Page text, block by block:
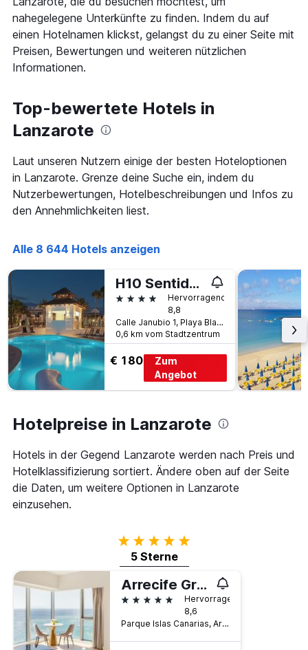
Diagramm
hat
1
X-
Achse,
Anzahl
der
Tage
dem
Aufenthalt
anzeigt
Das
Diagramm
Y-
die
durchschnittlichen
Zimmerpreis
anzeigt
nahegelegene Unterkünfte zu finden. Indem du auf
einen Hotelnamen klickst, gelangst du zu einer Seite mit
Preisen, Bewertungen und weiteren nützlichen
Informationen.
Top-bewertete Hotels in
Lanzarote
Laut unseren Nutzern einige der besten Hoteloptionen
in Lanzarote. Grenze deine Suche ein, indem du
Nutzerbewertungen, Hotelbeschreibungen und Infos zu
den Annehmlichkeiten liest.
Alle 8 644 Hotels anzeigen
H10 Sentido White Suites
4 Sterne
Hervorragend
8,8
Calle Janubio 1, Playa Blanca, Lanzarote, Spanien
0,6 km vom Stadtzentrum
€ 180
Zum
Angebot
Hotelpreise in Lanzarote
Hotels in der Gegend Lanzarote werden nach Preis und
Hotelklassifizierung sortiert. Ändere oben auf der Seite
die Daten, um weitere Optionen in Lanzarote
einzusehen.
5 Sterne
5 Sterne
Arrecife Gran Hotel & Spa
5 Sterne
Hervorragend
8,6
Parque Islas Canarias, Arrecife, Lanzarote, Spanien